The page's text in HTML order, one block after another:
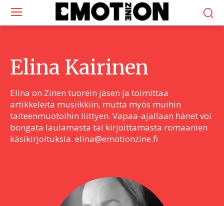
Elina Kairinen
Elina on Zinen tuorein jäsen ja toimittaa
artikkeleita musiikkiin, mutta myös muihin
taiteenmuotoihin liittyen. Vapaa-ajallaan hänet voi
bongata laulamasta tai kirjoittamasta romaanien
käsikirjoituksia. elina@emotionzine.fi